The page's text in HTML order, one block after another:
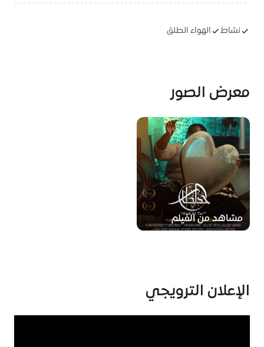
نشاط الهواء الطلق
معرض الصور
مشاهد من الفيلم
الإعلان الترويجي